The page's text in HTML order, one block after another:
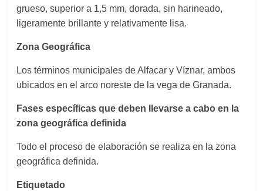
grueso, superior a 1,5 mm, dorada, sin harineado,
ligeramente brillante y relativamente lisa.
Zona Geográfica
Los términos municipales de Alfacar y Víznar, ambos
ubicados en el arco noreste de la vega de Granada.
Fases específicas que deben llevarse a cabo en la
zona geográfica definida
Todo el proceso de elaboración se realiza en la zona
geográfica definida.
Etiquetado